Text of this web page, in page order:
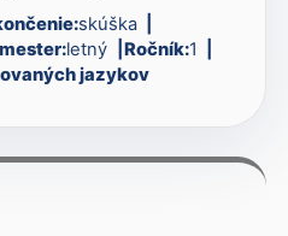
skúška
letný Ročník:1
jazykov